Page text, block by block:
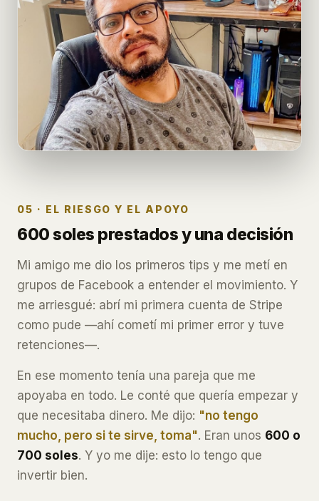
05 · EL RIESGO Y EL APOYO
600 soles prestados y una decisión
Mi amigo me dio los primeros tips y me metí en
grupos de Facebook a entender el movimiento. Y
me arriesgué: abrí mi primera cuenta de Stripe
como pude —ahí cometí mi primer error y tuve
retenciones—.
En ese momento tenía una pareja que me
apoyaba en todo. Le conté que quería empezar y
que necesitaba dinero. Me dijo: "no tengo
mucho, pero si te sirve, toma". Eran unos 600 o
700 soles. Y yo me dije: esto lo tengo que
invertir bien.